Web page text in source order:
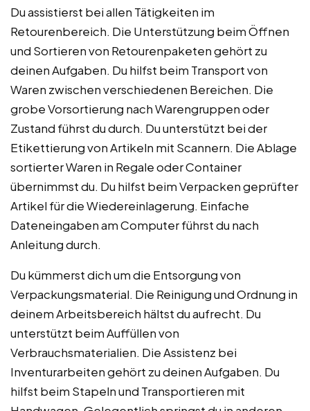
Du assistierst bei allen Tätigkeiten im
Retourenbereich. Die Unterstützung beim Öffnen
und Sortieren von Retourenpaketen gehört zu
deinen Aufgaben. Du hilfst beim Transport von
Waren zwischen verschiedenen Bereichen. Die
grobe Vorsortierung nach Warengruppen oder
Zustand führst du durch. Du unterstützt bei der
Etikettierung von Artikeln mit Scannern. Die Ablage
sortierter Waren in Regale oder Container
übernimmst du. Du hilfst beim Verpacken geprüfter
Artikel für die Wiedereinlagerung. Einfache
Dateneingaben am Computer führst du nach
Anleitung durch.
Du kümmerst dich um die Entsorgung von
Verpackungsmaterial. Die Reinigung und Ordnung in
deinem Arbeitsbereich hältst du aufrecht. Du
unterstützt beim Auffüllen von
Verbrauchsmaterialien. Die Assistenz bei
Inventurarbeiten gehört zu deinen Aufgaben. Du
hilfst beim Stapeln und Transportieren mit